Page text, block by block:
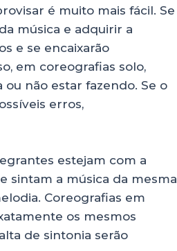
é muito mais fácil. Se
música e adquirir a
e se encaixarão
em coreografias solo,
não estar fazendo. Se o
erros,
estejam com a
sintam a música da mesma
Coreografias em
os mesmos
de sintonia serão